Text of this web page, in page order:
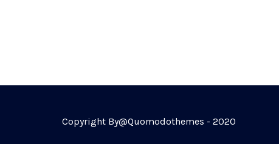
Copyright By@Quomodothemes - 2020